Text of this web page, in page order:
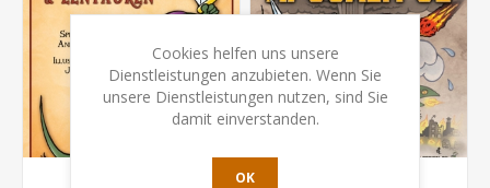
Cookies helfen uns unsere
Dienstleistungen anzubieten. Wenn Sie
unsere Dienstleistungen nutzen, sind Sie
damit einverstanden.
OK